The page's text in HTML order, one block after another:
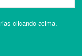
clicando acima.